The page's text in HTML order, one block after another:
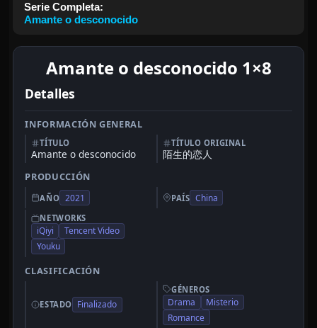
Serie Completa:
Amante o desconocido
Amante o desconocido 1×8
Detalles
INFORMACIÓN GENERAL
TÍTULO
Amante o desconocido
TÍTULO ORIGINAL
陌生的恋人
PRODUCCIÓN
AÑO 2021 PAÍS China
NETWORKS
iQiyi
Tencent Video
Youku
CLASIFICACIÓN
ESTADO Finalizado
GÉNEROS
Drama
Misterio
Romance